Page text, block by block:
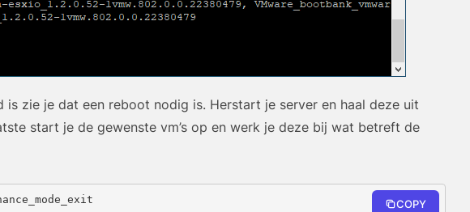
is zie je dat een reboot nodig is. Herstart je server en haal deze uit
start je de gewenste vm’s op en werk je deze bij wat betreft de
COPY